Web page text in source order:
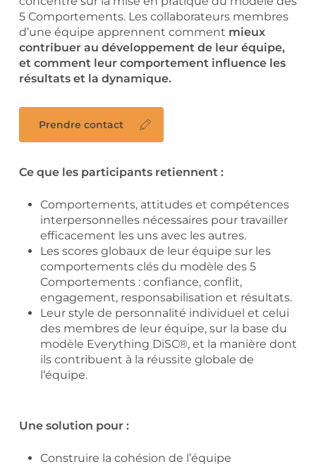
5 Comportements. Les collaborateurs membres
d’une équipe apprennent comment mieux
contribuer au développement de leur équipe,
et comment leur comportement influence les
résultats et la dynamique.
Prendre contact
Ce que les participants retiennent :
Comportements, attitudes et compétences
interpersonnelles nécessaires pour travailler
efficacement les uns avec les autres.
Les scores globaux de leur équipe sur les
comportements clés du modèle des 5
Comportements : confiance, conflit,
engagement, responsabilisation et résultats.
Leur style de personnalité individuel et celui
des membres de leur équipe, sur la base du
modèle Everything DiSC®, et la manière dont
ils contribuent à la réussite globale de
l’équipe.
Une solution pour :
Construire la cohésion de l’équipe